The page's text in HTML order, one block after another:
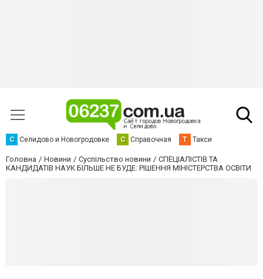
С Селидово и Новогродовке С Справочная Т Такси
Головна Новини Суспільство новини
СПЕЦІАЛІСТІВ ТА
КАНДИДАТІВ НАУК БІЛЬШЕ НЕ БУДЕ: РІШЕННЯ МІНІСТЕРСТВА ОСВІТИ